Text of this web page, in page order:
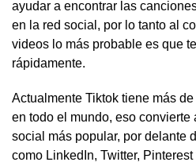
ayudar a encontrar las
en la red social, por lo tanto al
videos lo más probable es que
rápidamente.
Actualmente Tiktok tiene más
en todo el mundo, eso convierte
social más popular, por delante
como LinkedIn, Twitter,